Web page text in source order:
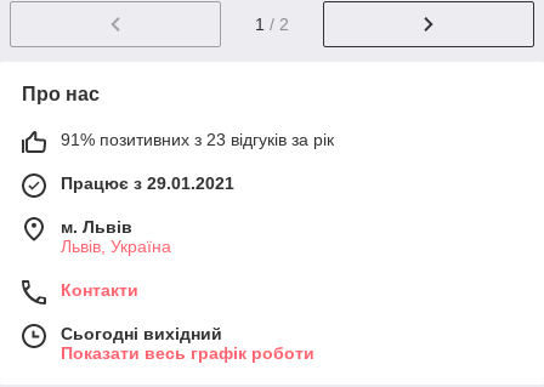
1 / 2
Про нас
91% позитивних з 23 відгуків за рік
Працює з 29.01.2021
м. Львів
Львів, Україна
Контакти
Сьогодні вихідний
Показати весь графік роботи